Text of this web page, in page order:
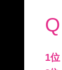
Q
1位